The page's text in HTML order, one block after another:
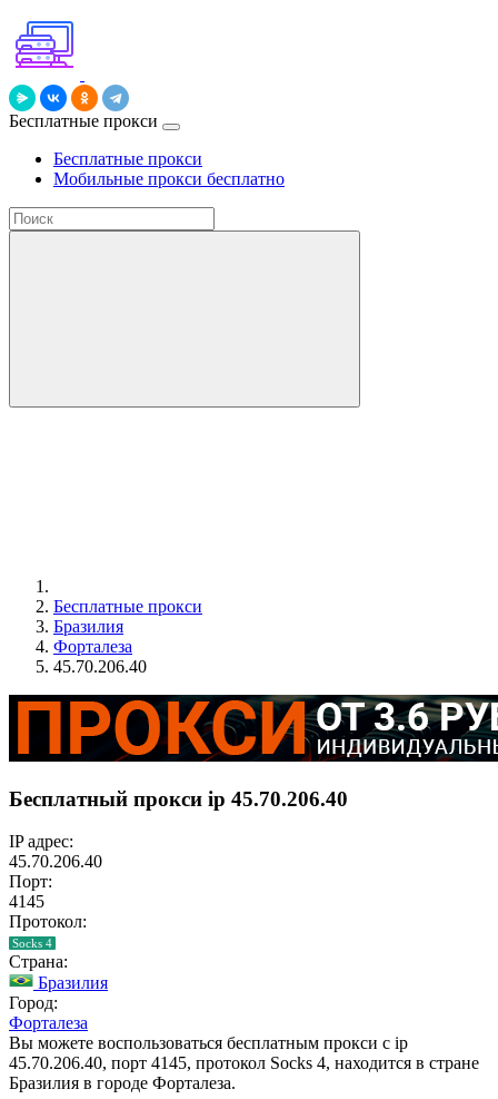
Бесплатные прокси
Бесплатные прокси
Мобильные прокси бесплатно
Бесплатные прокси
Бразилия
Форталеза
45.70.206.40
Бесплатный прокси ip 45.70.206.40
IP адрес:
45.70.206.40
Порт:
4145
Протокол:
Socks 4
Страна:
Бразилия
Город:
Форталеза
Вы можете воспользоваться бесплатным прокси с ip
45.70.206.40, порт 4145, протокол Socks 4, находится в стране
Бразилия в городе Форталеза.